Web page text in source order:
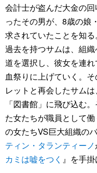
会計士が盗んだ大金の
ったその男が、8歳の娘
求されていたことを知
過去を持つサムは、組
道を選択し、彼女を連
血祭りに上げていく。
レットと再会したサム
「図書館」に飛び込む
た女たちが職員として
の女たちVS巨大組織の
ティン・タランティーノ
カミは嘘をつく 』を手